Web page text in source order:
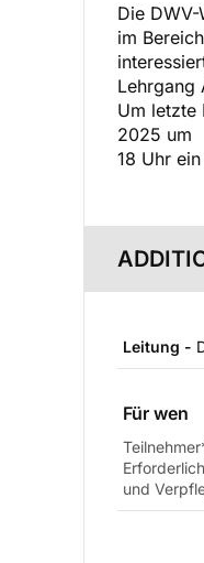
Die
im
Lehrgang
Um letzte
2025 um
18 Uhr
Leitung -
Für wen
und